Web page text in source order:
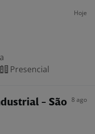
Hoje
Presencial
- São 8 ago